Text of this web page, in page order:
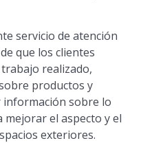
servicio de atención
que los clientes
realizado,
productos y
sobre lo
mejorar el aspecto y el
exteriores.